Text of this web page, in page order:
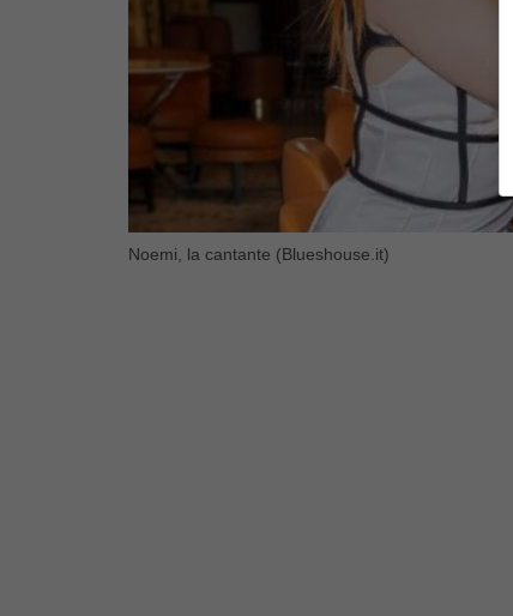
Noemi, la cantante (Blueshouse.it)